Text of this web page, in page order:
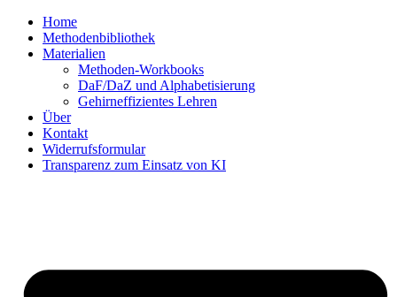
Home
Methodenbibliothek
Materialien
Methoden-Workbooks
DaF/DaZ und Alphabetisierung
Gehirneffizientes Lehren
Über
Kontakt
Widerrufsformular
Transparenz zum Einsatz von KI